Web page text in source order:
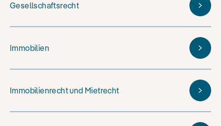
Gesellschaftsrecht
Immobilien
Immobilienrecht und Mietrecht